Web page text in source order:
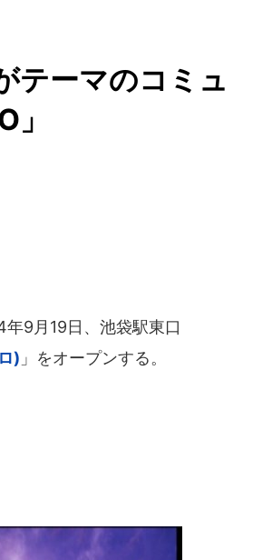
テーマのコミュ
9月19日、池袋駅東口
) 」をオープンする。